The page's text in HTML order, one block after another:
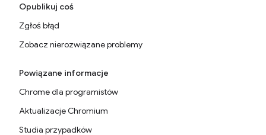
Opublikuj coś
Zgłoś błąd
Zobacz nierozwiązane problemy
Powiązane informacje
Chrome dla programistów
Aktualizacje Chromium
Studia przypadków